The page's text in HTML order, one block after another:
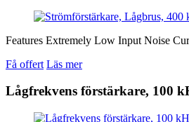
Features Extremely Low Input Noise
Få offert Läs mer
Lågfrekvens förstärkare, 100